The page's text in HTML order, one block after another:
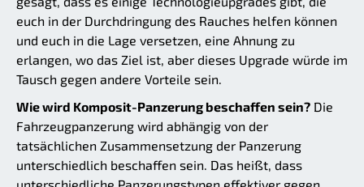
euch in der Durchdringung des Rauches helfen können
und euch in die Lage versetzen, eine Ahnung zu
erlangen, wo das Ziel ist, aber dieses Upgrade würde im
Tausch gegen andere Vorteile sein.
Wie wird Komposit-Panzerung beschaffen sein? Die
Fahrzeugpanzerung wird abhängig von der
tatsächlichen Zusammensetzung der Panzerung
unterschiedlich beschaffen sein. Das heißt, dass